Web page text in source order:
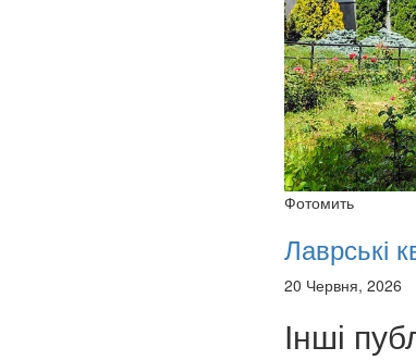
Фотомить
Лаврські
20 Червня, 2026
Інші